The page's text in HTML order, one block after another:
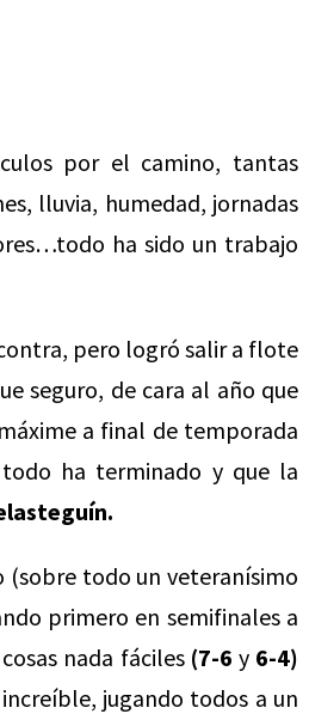
por el camino, tantas
lluvia, humedad, jornadas
ha sido un trabajo
pero logró salir a flote
seguro, de cara al año que
a final de temporada
ha terminado y que la
(sobre todo un veteranísimo
primero en semifinales a
nada fáciles (7-6 y 6-4)
jugando todos a un